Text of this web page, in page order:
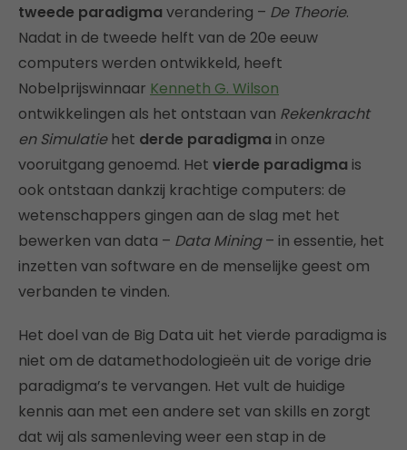
tweede paradigma verandering – De Theorie.
Nadat in de tweede helft van de 20e eeuw
computers werden ontwikkeld, heeft
Nobelprijswinnaar Kenneth G. Wilson
ontwikkelingen als het ontstaan van Rekenkracht
en Simulatiehet derde paradigma in onze
vooruitgang genoemd. Het vierde paradigma is
ook ontstaan dankzij krachtige computers: de
wetenschappers gingen aan de slag met het
bewerken van data – Data Mining– in essentie, het
inzetten van software en de menselijke geest om
verbanden te vinden.
Het doel van de Big Data uit het vierde paradigma is
niet om de datamethodologieën uit de vorige drie
paradigma’s te vervangen. Het vult de huidige
kennis aan met een andere set van skills en zorgt
dat wij als samenleving weer een stap in de